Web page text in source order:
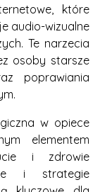
które
audio-wizualne
Te narzecia
osoby starsze
poprawiania
w opiece
elementem
i zdrowie
i strategie